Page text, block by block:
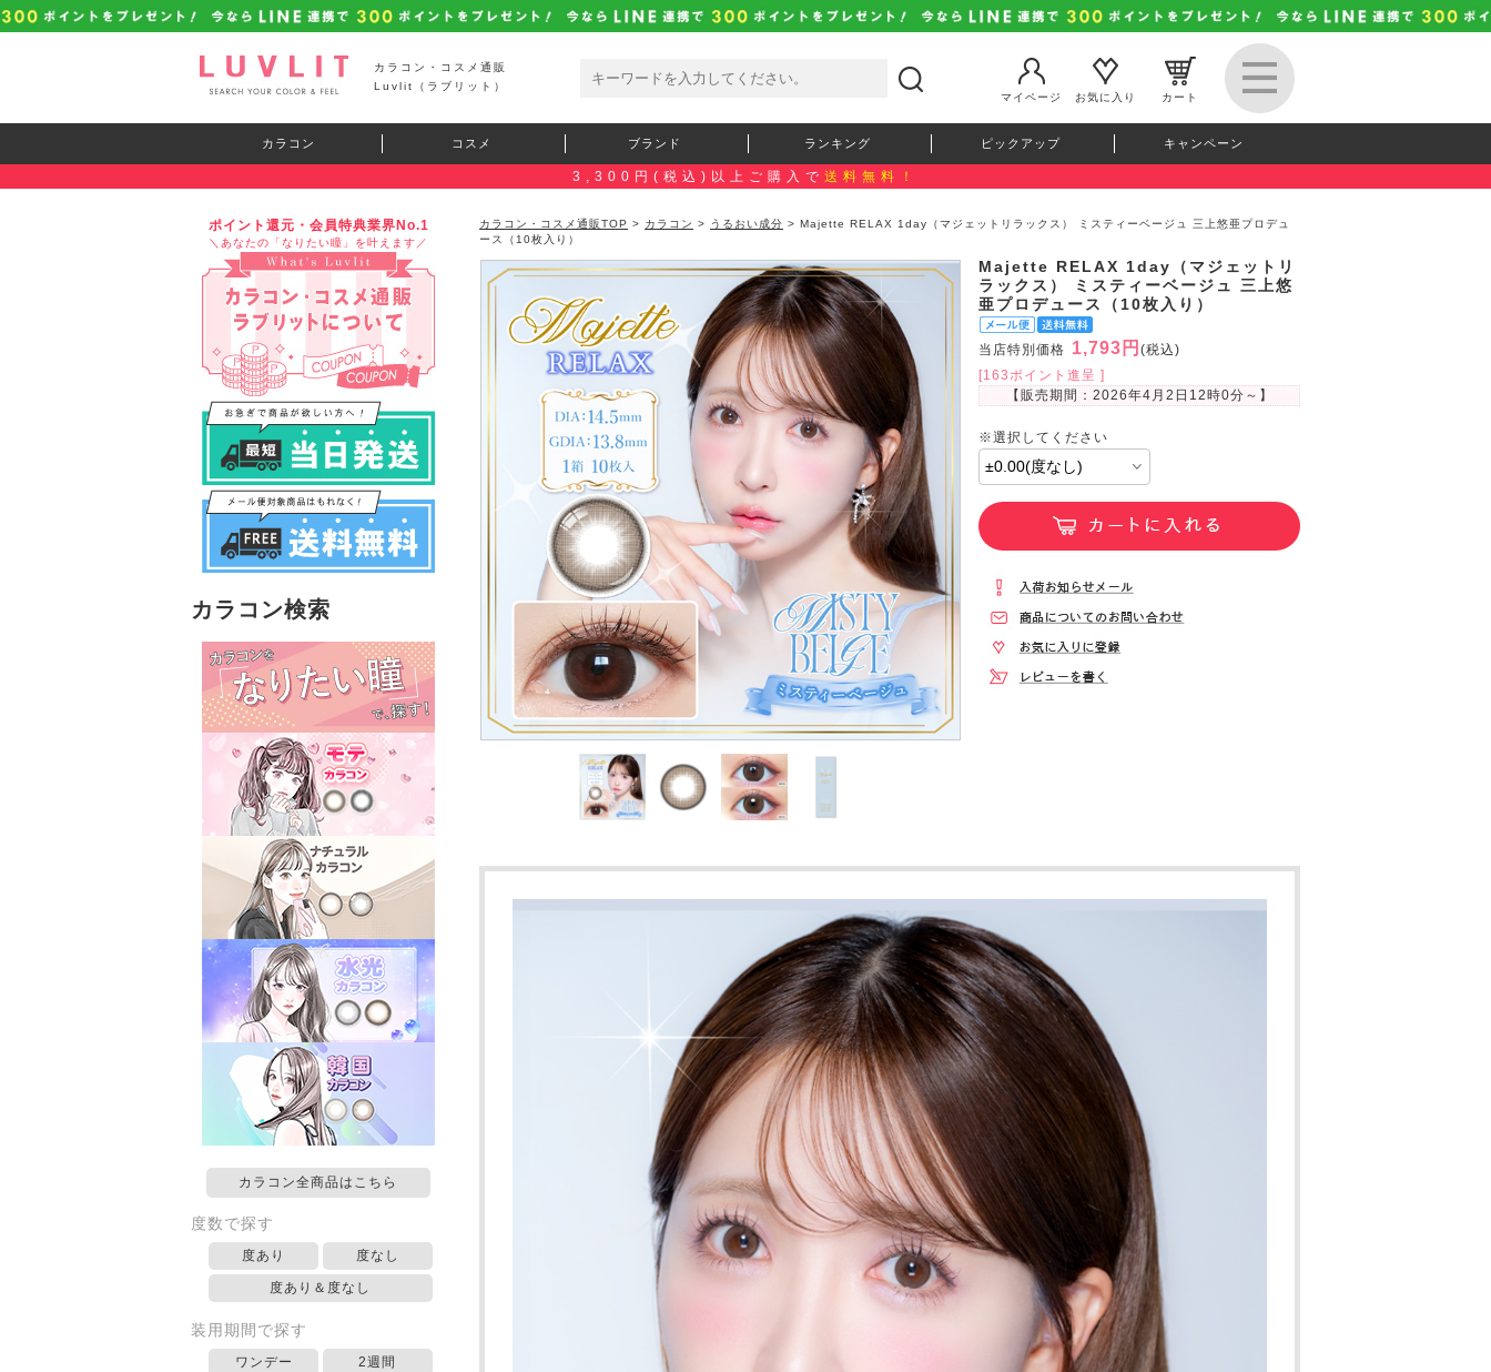
カラコン・コスメ通販
Luvlit（ラブリット）
マイページ
お気に入り カート
カラコン コスメ ブランド ランキング ピックアップ キャンペーン
3,300円(税込)以上ご購入で 送料無料！
ポイント還元・会員特典業界No.1
＼あなたの「なりたい瞳」を叶えます／
カラコン検索
カラコン全商品はこちら
度数で探す
度あり 度なし
度あり＆度なし
装用期間で探す
ワンデー 2週間
カラコン・コスメ通販TOP > カラコン > うるおい成分 > Majette RELAX 1day（マジェットリラックス） ミスティーベージュ 三上悠亜プロデュ
ース（10枚入り）
Majette RELAX 1day（マジェットリ
ラックス） ミスティーベージュ 三上悠
亜プロデュース（10枚入り）
当店特別価格 1,793円 (税込)
[163ポイント進呈 ]
【販売期間： 2026年4月2日12時0分 ～】